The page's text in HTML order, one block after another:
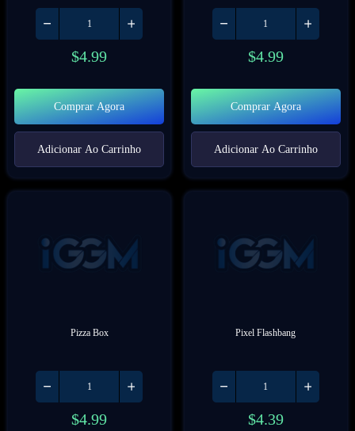
$4.99
Comprar Agora
Adicionar Ao Carrinho
$4.99
Comprar Agora
Adicionar Ao Carrinho
Pizza Box
$4.99
Pixel Flashbang
$4.39